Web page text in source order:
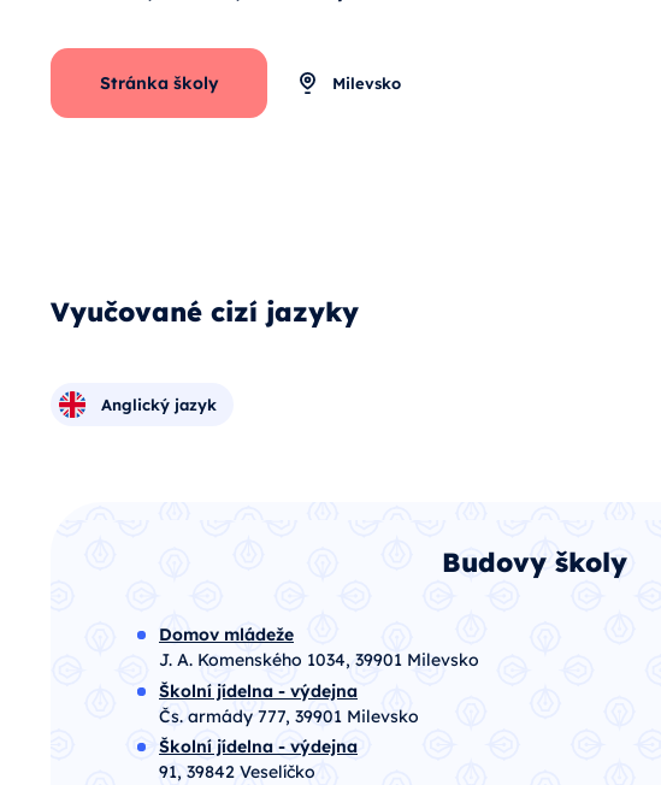
Stránka školy Milevsko
Vyučované cizí jazyky
Anglický jazyk
Budovy školy
Domov mládeže
J. A. Komenského 1034, 39901 Milevsko
Školní jídelna - výdejna
Čs. armády 777, 39901 Milevsko
Školní jídelna - výdejna
91, 39842 Veselíčko